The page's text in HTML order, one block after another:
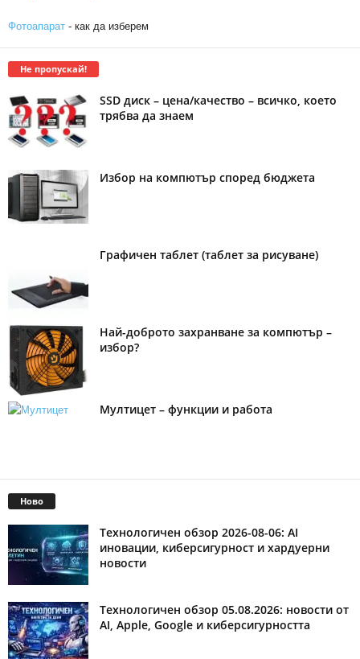
Фотоапарат - как да изберем
Не пропускай!
SSD диск – цена/качество – всичко, което
трябва да знаем
Избор на компютър според бюджета
Графичен таблет (таблет за рисуване)
Най-доброто захранване за компютър –
избор?
Мултицет – функции и работа
Ново
Технологичен обзор 2026-08-06: AI
иновации, киберсигурност и хардуерни
новости
Технологичен обзор 05.08.2026: новости от
AI, Apple, Google и киберсигурността